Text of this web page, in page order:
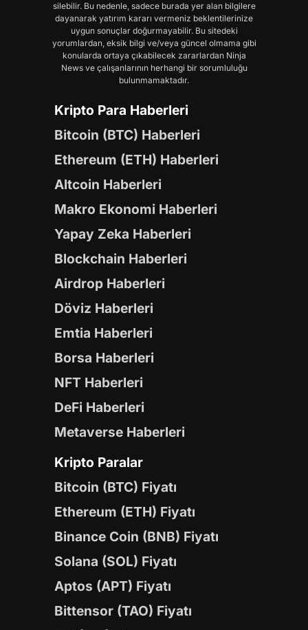
silebilir. Bu nedenle, sadece burada yer alan bilgilere
dayanarak yatırım kararı vermeniz beklentilerinize
uygun sonuçlar doğurmayabilir. Bu sitedeki
yorumlardan, eksik bilgi ve/veya güncel olmama gibi
konularda ortaya çıkabilecek zararlardan Ninja
News ve çalışanlarının herhangi bir sorumluluğu
bulunmamaktadır.
Kripto Para Haberleri
Bitcoin (BTC) Haberleri
Ethereum (ETH) Haberleri
Altcoin Haberleri
Makro Ekonomi Haberleri
Yapay Zeka Haberleri
Blockchain Haberleri
Airdrop Haberleri
Döviz Haberleri
Emtia Haberleri
Borsa Haberleri
NFT Haberleri
DeFi Haberleri
Metaverse Haberleri
Kripto Paralar
Bitcoin (BTC) Fiyatı
Ethereum (ETH) Fiyatı
Binance Coin (BNB) Fiyatı
Solana (SOL) Fiyatı
Aptos (APT) Fiyatı
Bittensor (TAO) Fiyatı